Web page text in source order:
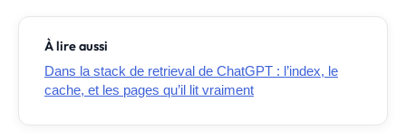
À lire aussi
Dans la stack de retrieval de ChatGPT : l’index, le
cache, et les pages qu’il lit vraiment